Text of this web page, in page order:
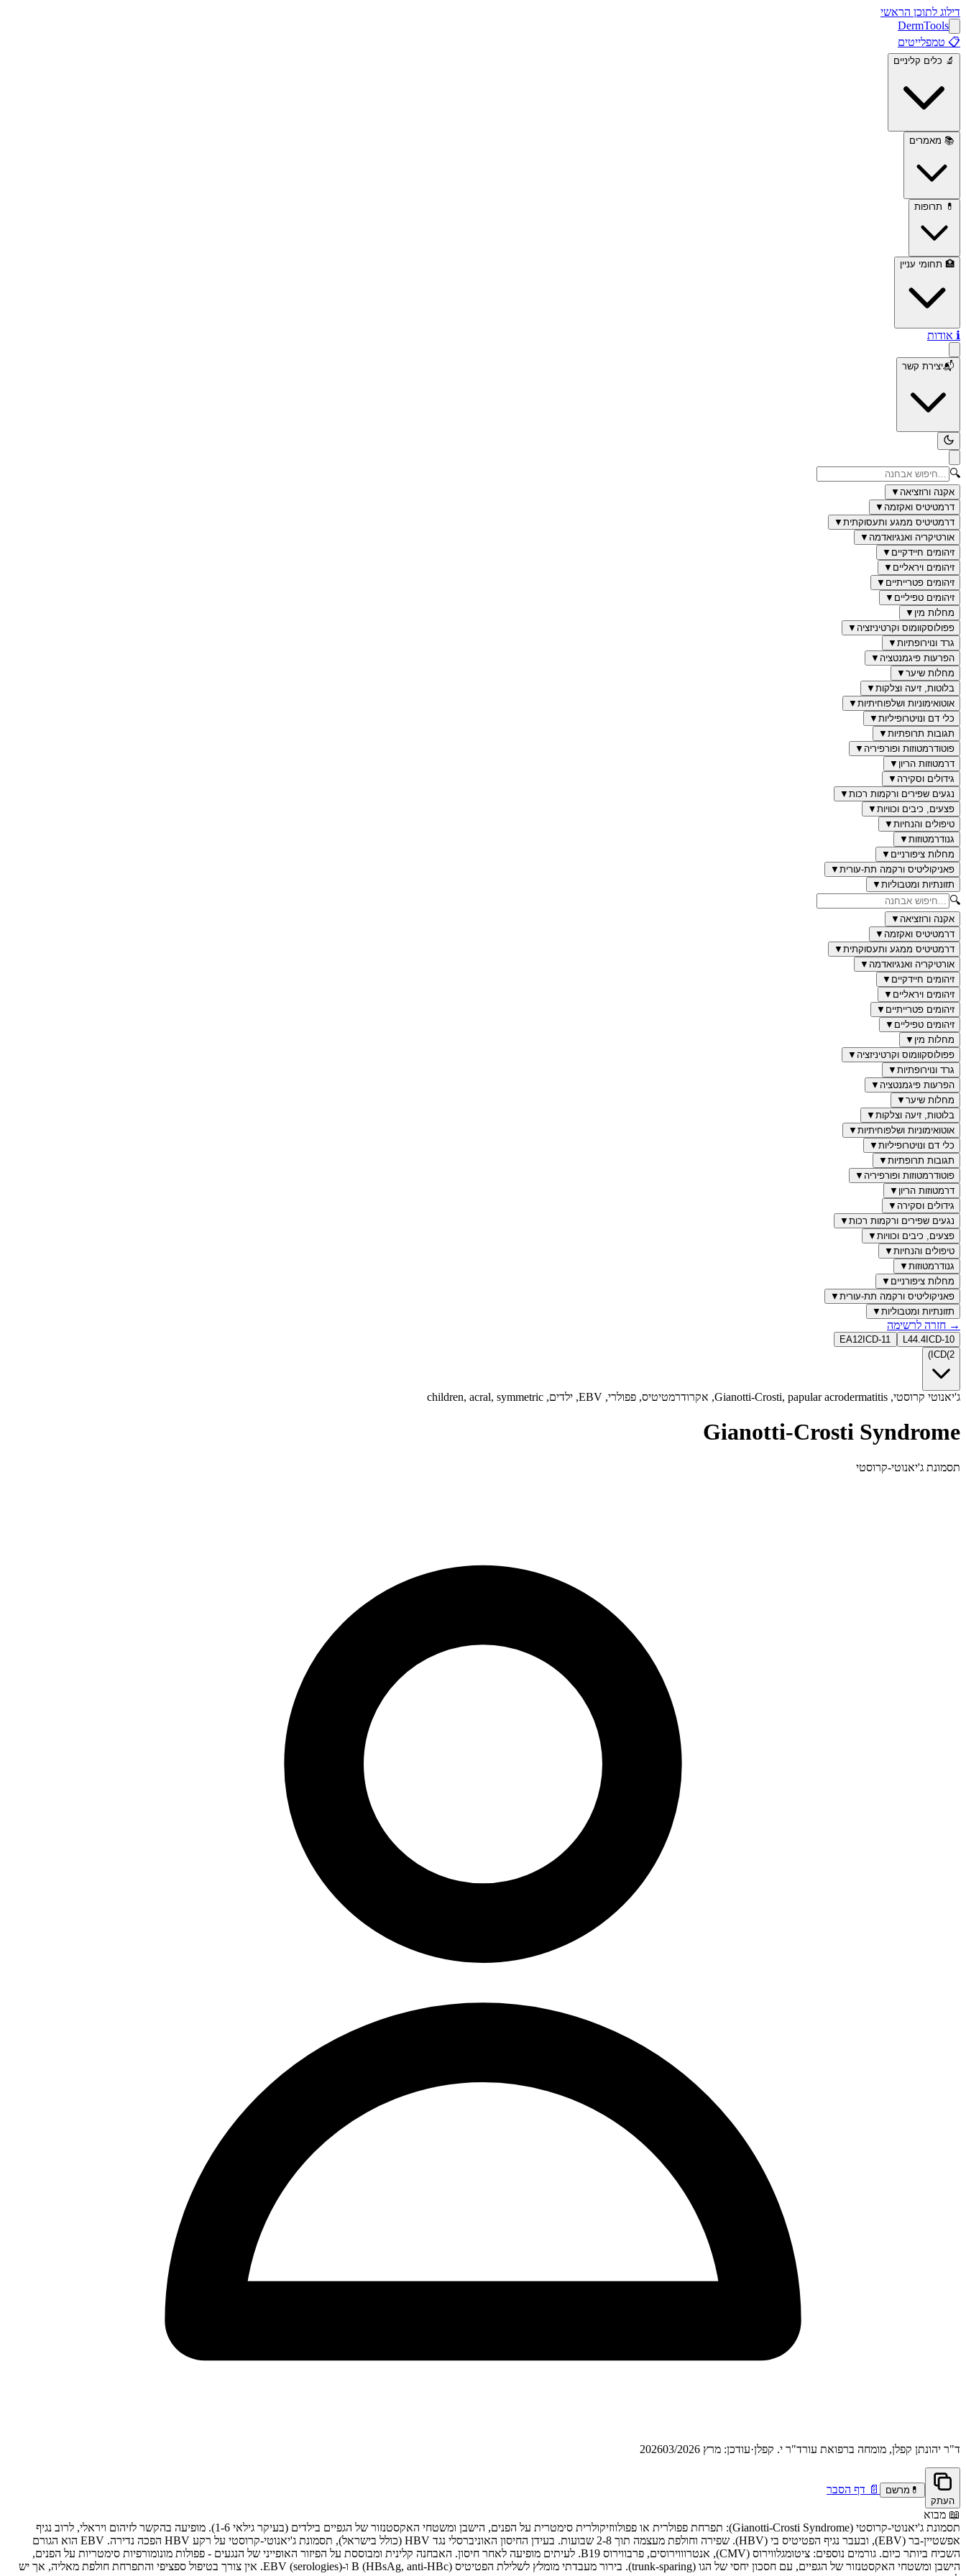
דילוג לתוכן הראשי
DermTools
📋 טמפלייטים
🔬 כלים קליניים
📚 מאמרים
💊 תרופות
🏥 תחומי עניין
ℹ️ אודות
📬יצירת קשר
🔍
אקנה ורוזציאה ▼
דרמטיטיס ואקזמה ▼
דרמטיטיס ממגע ותעסוקתית ▼
אורטיקריה ואנגיואדמה ▼
זיהומים חיידקיים ▼
זיהומים ויראליים ▼
זיהומים פטרייתיים ▼
זיהומים טפיליים ▼
מחלות מין ▼
פפולוסקוומוס וקרטיניזציה ▼
גרד ונוירופתיות ▼
הפרעות פיגמנטציה ▼
מחלות שיער ▼
בלוטות, זיעה וצלקות ▼
אוטואימוניות ושלפוחיתיות ▼
כלי דם ונויטרופיליות ▼
תגובות תרופתיות ▼
פוטודרמטוזות ופורפיריה ▼
דרמטוזות הריון ▼
גידולים וסקירה ▼
נגעים שפירים ורקמות רכות ▼
פצעים, כיבים וכוויות ▼
טיפולים והנחיות ▼
גנודרמטוזות ▼
מחלות ציפורניים ▼
פאניקוליטיס ורקמה תת-עורית ▼
תזונתיות ומטבוליות ▼
🔍
אקנה ורוזציאה ▼
דרמטיטיס ואקזמה ▼
דרמטיטיס ממגע ותעסוקתית ▼
אורטיקריה ואנגיואדמה ▼
זיהומים חיידקיים ▼
זיהומים ויראליים ▼
זיהומים פטרייתיים ▼
זיהומים טפיליים ▼
מחלות מין ▼
פפולוסקוומוס וקרטיניזציה ▼
גרד ונוירופתיות ▼
הפרעות פיגמנטציה ▼
מחלות שיער ▼
בלוטות, זיעה וצלקות ▼
אוטואימוניות ושלפוחיתיות ▼
כלי דם ונויטרופיליות ▼
תגובות תרופתיות ▼
פוטודרמטוזות ופורפיריה ▼
דרמטוזות הריון ▼
גידולים וסקירה ▼
נגעים שפירים ורקמות רכות ▼
פצעים, כיבים וכוויות ▼
טיפולים והנחיות ▼
גנודרמטוזות ▼
מחלות ציפורניים ▼
פאניקוליטיס ורקמה תת-עורית ▼
תזונתיות ומטבוליות ▼
→ חזרה לרשימה
L44.4 ICD-10
EA12 ICD-11
ICD(2
)
ג'יאנוטי קרוסטי, Gianotti-Crosti, papular acrodermatitis, אקרודרמטיטיס, פפולרי, EBV, ילדים, children, acral, symmetric
Gianotti-Crosti Syndrome
תסמונת ג'יאנוטי-קרוסטי
ד"ר יהונתן קפלן, מומחה ברפואת עורד"ר י. קפלן·עודכן: מרץ 2026 03/2026
העתק
💊 מרשם 📄 דף הסבר
📖 מבוא
תסמונת ג'יאנוטי-קרוסטי (Gianotti-Crosti Syndrome): תפרחת פפולרית או פפולווזיקולרית סימטרית על הפנים, הישבן ומשטחי האקסטנזור של הגפיים בילדים (בעיקר גילאי 1-6). מופיעה בהקשר לזיהום ויראלי, לרוב נגיף
אפשטיין-בר (EBV), ובעבר נגיף הפטיטיס בי (HBV). שפירה וחולפת מעצמה תוך 2-8 שבועות. בעידן החיסון האוניברסלי נגד HBV (כולל בישראל), תסמונת ג'יאנוטי-קרוסטי על רקע HBV הפכה נדירה. EBV הוא הגורם
השכיח ביותר כיום. גורמים נוספים: ציטומגלווירוס (CMV), אנטרוווירוסים, פרבווירוס B19. לעיתים מופיעה לאחר חיסון. האבחנה קלינית ומבוססת על הפיזור האופייני של הנגעים - פפולות מונומורפיות סימטריות על הפנים,
הישבן ומשטחי האקסטנזור של הגפיים, עם חסכון יחסי של הגו (trunk-sparing). בירור מעבדתי מומלץ לשלילת הפטיטיס B (HBsAg, anti-HBc) ו-EBV (serologies). אין צורך בטיפול ספציפי והתפרחת חולפת מאליה, אך יש